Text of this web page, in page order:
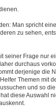
Man spricht
zu sehen,
seiner Frage nur
durchaus
derjenige die
Themen mit
und so
diese Auswahl